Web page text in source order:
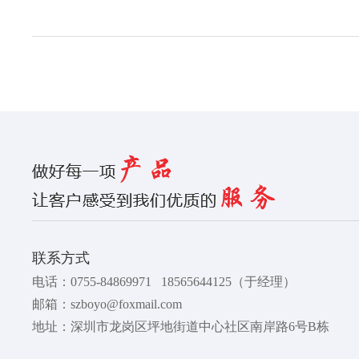
联系方式
电话：0755-84869971 18565644125 （于经理）
邮箱：szboyo@foxmail.com
地址：深圳市龙岗区坪地街道中心社区南岸路6号B栋